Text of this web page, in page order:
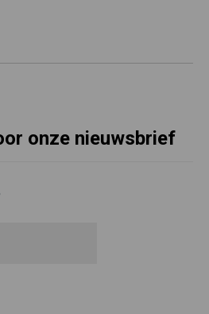
onze nieuwsbrief